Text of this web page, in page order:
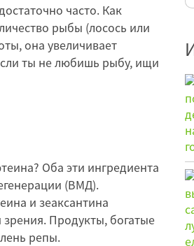
часто. Как
рыбы (лосось или
она увеличивает
ты не любишь рыбу, ищи
Оба эти ингредиента
(ВМД).
и зеаксантина
Продукты, богатые
репы.